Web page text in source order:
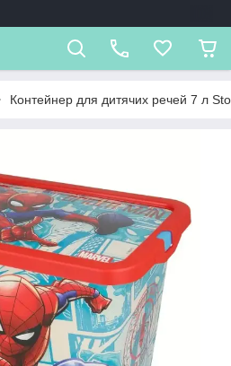
Контейнер для дитячих речей 7 л